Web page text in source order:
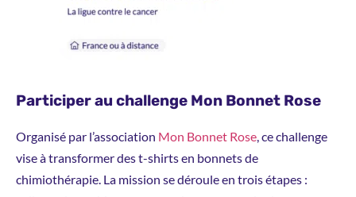
Participer au challenge Mon Bonnet Rose
Organisé par l’association Mon Bonnet Rose , ce challenge
vise à transformer des t-shirts en bonnets de
chimiothérapie. La mission se déroule en trois étapes :